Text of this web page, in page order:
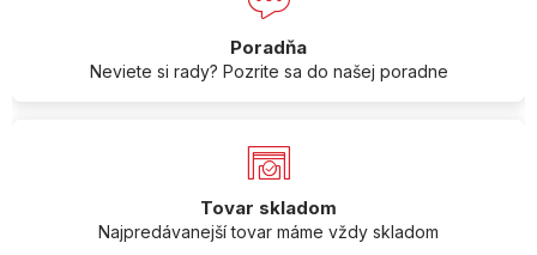
Poradňa
Neviete si rady? Pozrite sa do našej poradne
Tovar skladom
Najpredávanejší tovar máme vždy skladom